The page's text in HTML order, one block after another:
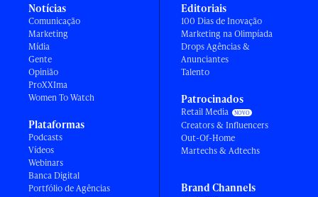
Notícias
Comunicação
Marketing
Mídia
Gente
Opinião
ProXXIma
Women To Watch
Plataformas
Podcasts
Vídeos
Webinars
Banca Digital
Portfólio de Agências
Editoriais
100 Dias de Inovação
Marketing na Olimpíada
Drops Agências &
Anunciantes
Talento
Patrocinados
Retail Media
Creators & Influencers
Out-Of-Home
Martechs & Adtechs
Brand Channels